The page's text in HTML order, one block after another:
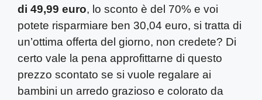
di 49,99 euro, lo sconto è del 70% e voi
potete risparmiare ben 30,04 euro, si tratta di
un’ottima offerta del giorno, non credete? Di
certo vale la pena approfittarne di questo
prezzo scontato se si vuole regalare ai
bambini un arredo grazioso e colorato da